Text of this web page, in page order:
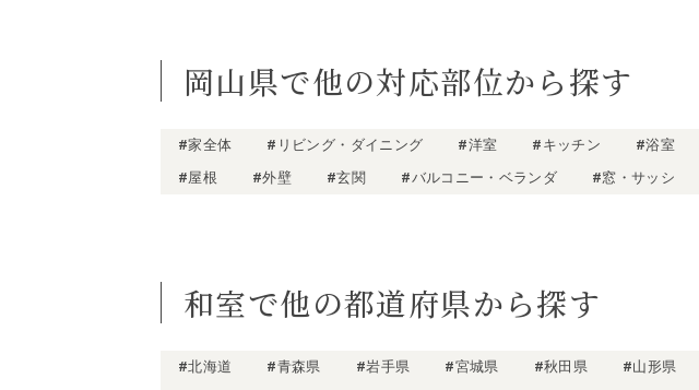
岡山県で他の対応部位から探す
#家全体 #リビング・ダイニング #洋室 #キッチン #浴室
#屋根
#外壁 #玄関 #バルコニー・ベランダ #窓・サッシ
和室で他の都道府県から探す
#北海道 #青森県 #岩手県 #宮城県 #秋田県 #山形県